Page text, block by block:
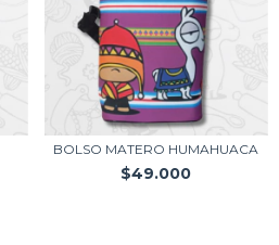
BOLSO MATERO HUMAHUACA
$49.000